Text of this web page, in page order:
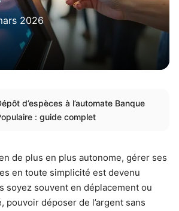
2026
d’espèces à l’automate Banque
: guide complet
de plus en plus autonome, gérer ses
en toute simplicité est devenu
soyez souvent en déplacement ou
pouvoir déposer de l’argent sans